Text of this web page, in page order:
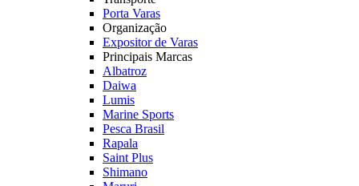
Porta Varas
Organização
Expositor de Varas
Principais Marcas
Albatroz
Daiwa
Lumis
Marine Sports
Pesca Brasil
Rapala
Saint Plus
Shimano